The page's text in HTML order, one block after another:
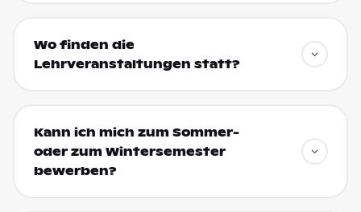
Wo finden die
Lehrveranstaltungen statt?
Kann ich mich zum Sommer-
oder zum Wintersemester
bewerben?